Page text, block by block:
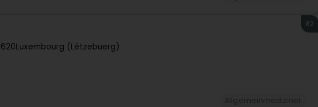
Luxembourg (Lëtzebuerg)
82